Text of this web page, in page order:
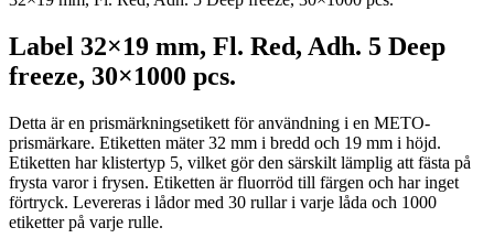
Label 32×19 mm, Fl. Red, Adh. 5 Deep
freeze, 30×1000 pcs.
Detta är en prismärkningsetikett för användning i en METO-
prismärkare. Etiketten mäter 32 mm i bredd och 19 mm i höjd.
Etiketten har klistertyp 5, vilket gör den särskilt lämplig att fästa på
frysta varor i frysen. Etiketten är fluorröd till färgen och har inget
förtryck. Levereras i lådor med 30 rullar i varje låda och 1000
etiketter på varje rulle.